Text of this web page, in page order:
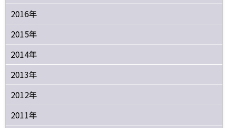
2016年
2015年
2014年
2013年
2012年
2011年